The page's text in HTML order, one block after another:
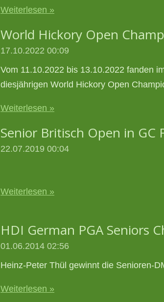
Weiterlesen »
World Hickory Open
17.10.2022 00:09
Vom 11.10.2022 bis 13.10.2022 fanden
diesjährigen World Hickory Open
Weiterlesen »
Senior Britisch Open in GC
22.07.2019 00:04
Weiterlesen »
HDI German PGA Seniors
01.06.2014 02:56
Heinz-Peter Thül gewinnt die Senioren-
Weiterlesen »